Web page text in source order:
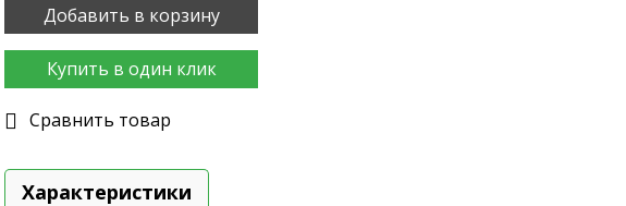
Добавить в корзину
Купить в один клик
Cравнить товар
Характеристики